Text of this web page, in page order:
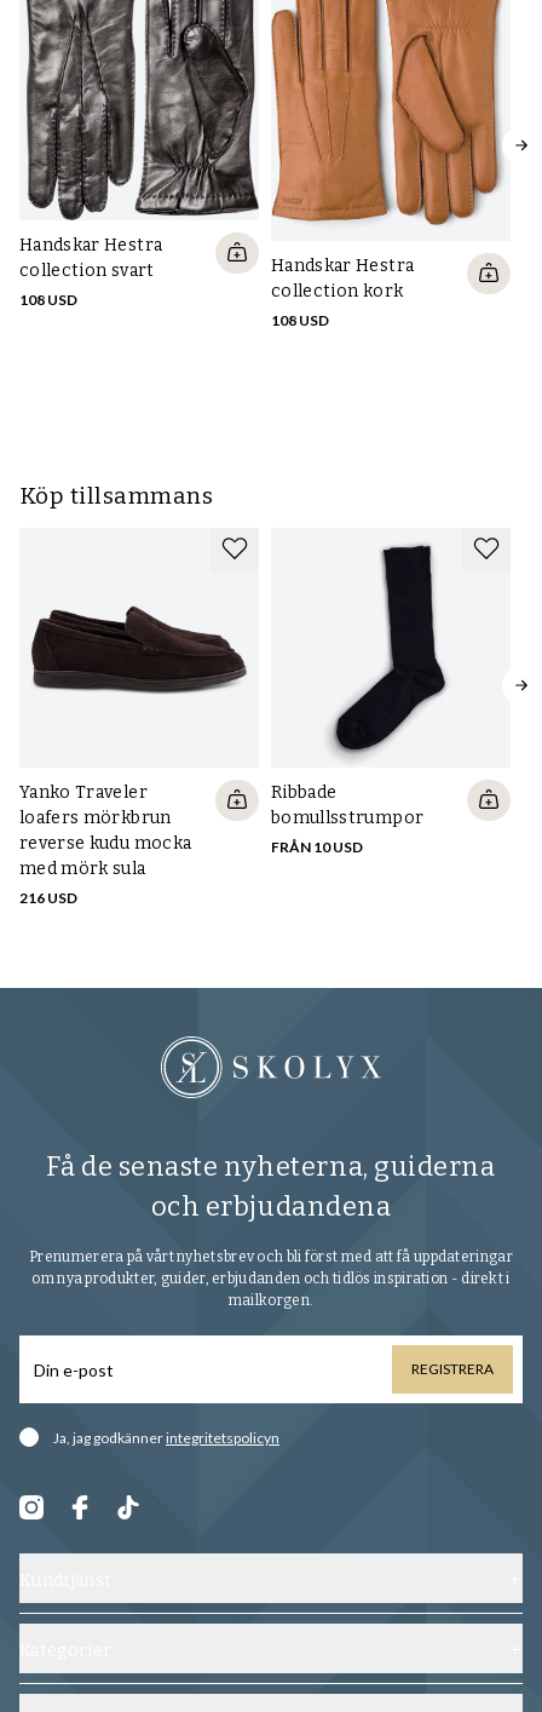
Handskar Hestra
collection svart
108 USD
Handskar Hestra
collection kork
108 USD
Köp tillsammans
Yanko Traveler
loafers mörkbrun
reverse kudu mocka
med mörk sula
216 USD
Ribbade
bomullsstrumpor
FRÅN 10 USD
Få de senaste nyheterna, guiderna
och erbjudandena
Prenumerera på vårt nyhetsbrev och bli först med att få uppdateringar
om nya produkter, guider, erbjudanden och tidlös inspiration - direkt i
mailkorgen.
REGISTRERA
Ja, jag godkännerintegritetspolicyn
Kontakta oss
Vanliga frågor
Skor